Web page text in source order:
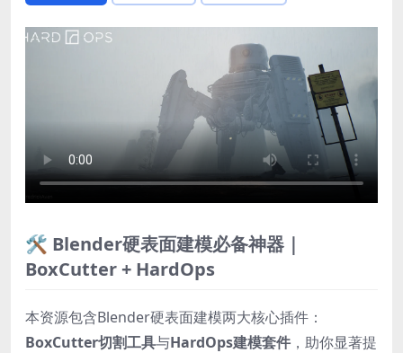
🛠️ Blender硬表面建模必备神器｜
BoxCutter + HardOps
本资源包含Blender硬表面建模两大核心插件：
BoxCutter切割工具与HardOps建模套件 ，助你显著提